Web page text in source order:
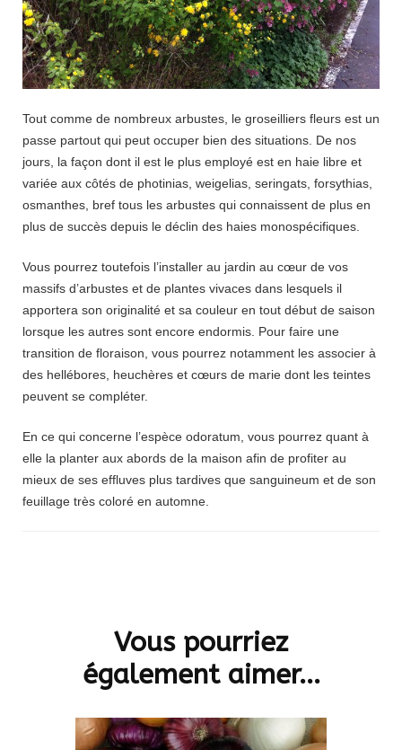
Tout comme de nombreux arbustes, le groseilliers fleurs est un
passe partout qui peut occuper bien des situations. De nos
jours, la façon dont il est le plus employé est en haie libre et
variée aux côtés de photinias, weigelias, seringats, forsythias,
osmanthes, bref tous les arbustes qui connaissent de plus en
plus de succès depuis le déclin des haies monospécifiques.
Vous pourrez toutefois l’installer au jardin au cœur de vos
massifs d’arbustes et de plantes vivaces dans lesquels il
apportera son originalité et sa couleur en tout début de saison
lorsque les autres sont encore endormis. Pour faire une
transition de floraison, vous pourrez notamment les associer à
des hellébores, heuchères et cœurs de marie dont les teintes
peuvent se compléter.
En ce qui concerne l’espèce odoratum, vous pourrez quant à
elle la planter aux abords de la maison afin de profiter au
mieux de ses effluves plus tardives que sanguineum et de son
feuillage très coloré en automne.
Vous pourriez
également aimer...